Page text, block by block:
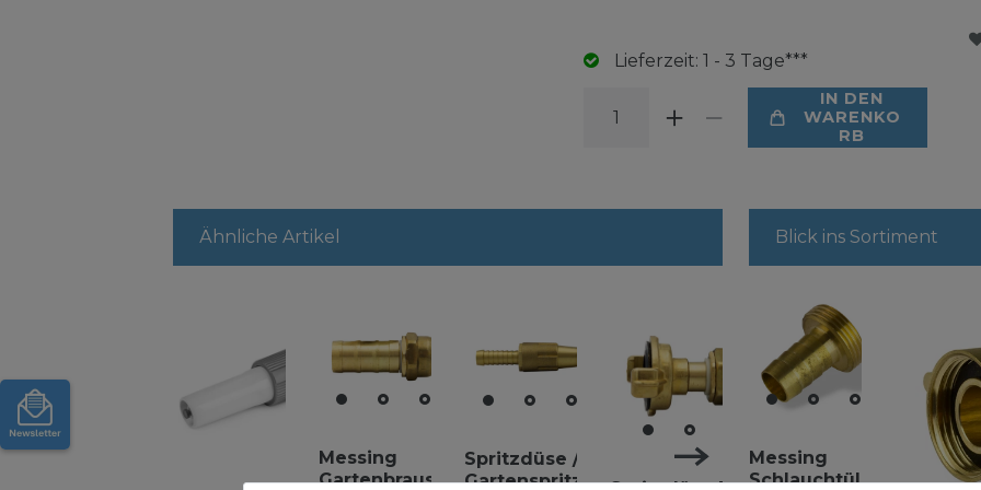
Lieferzeit: 1 - 3 Tage***
IN DEN
WARENKO
RB
Ähnliche Artikel
Messing
Gartenbrause
Spritzdüse /
Gartenspritze
Spritzdüse
1/2 Zoll
Messing
Blick ins Sortiment
Messing
Schlauchtülle